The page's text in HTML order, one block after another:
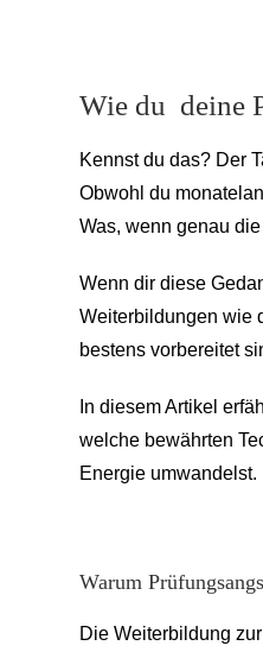
Wie du deine
Kennst du das? Der
Obwohl du
Was, wenn genau
Wenn dir diese
Weiterbildungen wie
bestens vorbereitet
In diesem Artikel
welche bewährten
Energie umwandelst.
Warum
Die Weiterbildung